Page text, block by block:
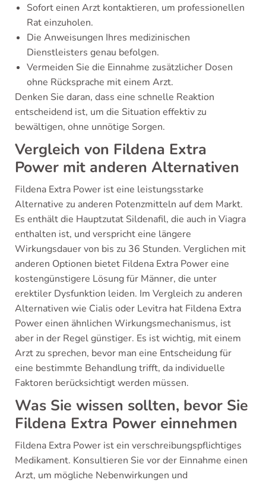
Sofort einen Arzt kontaktieren, um professionellen
Rat einzuholen.
Die Anweisungen Ihres medizinischen
Dienstleisters genau befolgen.
Vermeiden Sie die Einnahme zusätzlicher Dosen
ohne Rücksprache mit einem Arzt.
Denken Sie daran, dass eine schnelle Reaktion
entscheidend ist, um die Situation effektiv zu
bewältigen, ohne unnötige Sorgen.
Vergleich von Fildena Extra
Power mit anderen Alternativen
Fildena Extra Power ist eine leistungsstarke
Alternative zu anderen Potenzmitteln auf dem Markt.
Es enthält die Hauptzutat Sildenafil, die auch in Viagra
enthalten ist, und verspricht eine längere
Wirkungsdauer von bis zu 36 Stunden. Verglichen mit
anderen Optionen bietet Fildena Extra Power eine
kostengünstigere Lösung für Männer, die unter
erektiler Dysfunktion leiden. Im Vergleich zu anderen
Alternativen wie Cialis oder Levitra hat Fildena Extra
Power einen ähnlichen Wirkungsmechanismus, ist
aber in der Regel günstiger. Es ist wichtig, mit einem
Arzt zu sprechen, bevor man eine Entscheidung für
eine bestimmte Behandlung trifft, da individuelle
Faktoren berücksichtigt werden müssen.
Was Sie wissen sollten, bevor Sie
Fildena Extra Power einnehmen
Fildena Extra Power ist ein verschreibungspflichtiges
Medikament. Konsultieren Sie vor der Einnahme einen
Arzt, um mögliche Nebenwirkungen und